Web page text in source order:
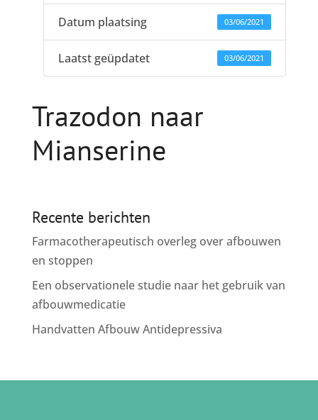
Datum plaatsing 03/06/2021
Laatst geüpdatet 03/06/2021
Trazodon naar
Mianserine
Recente berichten
Farmacotherapeutisch overleg over afbouwen
en stoppen
Een observationele studie naar het gebruik van
afbouwmedicatie
Handvatten Afbouw Antidepressiva